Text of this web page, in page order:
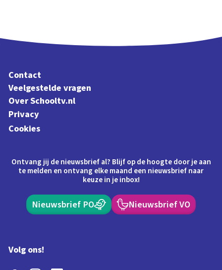
Contact
Veelgestelde vragen
Over Schooltv.nl
Privacy
Cookies
Ontvang jij de nieuwsbrief al? Blijf op de hoogte door je aan
te melden en ontvang elke maand een nieuwsbrief naar
keuze in je inbox!
Nieuwsbrief PO Nieuwsbrief VO
Volg ons!